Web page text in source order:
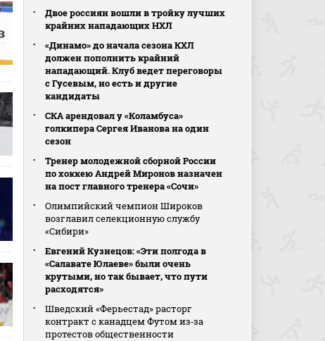
Двое россиян вошли в тройку лучших
крайних нападающих НХЛ
«Динамо» до начала сезона КХЛ
должен пополнить крайний
нападающий. Клуб ведет переговоры
с Гусевым, но есть и другие
кандидаты
СКА арендовал у «Коламбуса»
голкипера Сергея Иванова на один
сезон
Тренер молодежной сборной России
по хоккею Андрей Миронов назначен
на пост главного тренера «Сочи»
Олимпийский чемпион Широков
возглавил селекционную службу
«Сибири»
Евгений Кузнецов: «Эти полгода в
«Салавате Юлаеве» были очень
крутыми, но так бывает, что пути
расходятся»
Шведский «Ферьестад» расторг
контракт с канадцем Футом из‑за
протестов общественности